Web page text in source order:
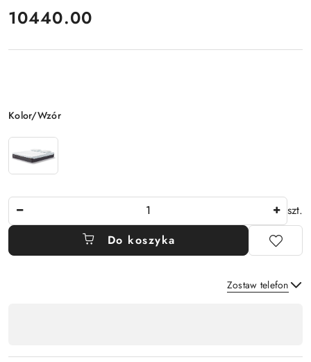
cena:
10440.00
Wariant
Kolor/Wzór
szt.
Do koszyka
Zostaw telefon
płatność